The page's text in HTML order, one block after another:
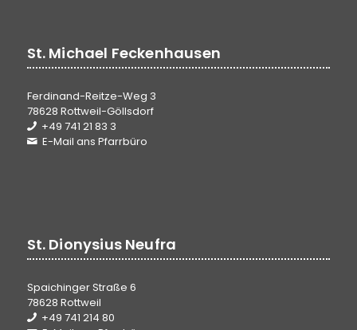
St. Michael Feckenhausen
Ferdinand-Reitze-Weg 3
78628 Rottweil-Göllsdorf
+49 741 21 83 3
E-Mail ans Pfarrbüro
St. Dionysius Neufra
Spaichinger Straße 6
78628 Rottweil
+49 741 214 80